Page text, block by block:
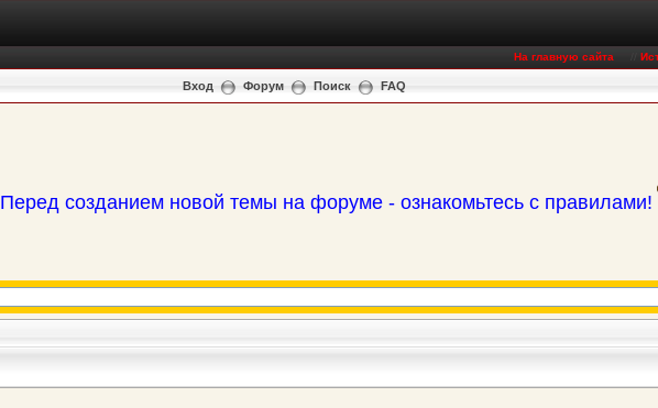
На главную сайта
Вход Форум Поиск FAQ
Перед созданием новой темы на форуме - ознакомьтесь с правилами!